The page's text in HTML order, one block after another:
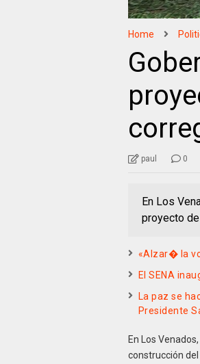
Home
paul 0
En Los
proyecto
«Alzar� la
El SENA
La paz se
Presidente
En Los
construcción